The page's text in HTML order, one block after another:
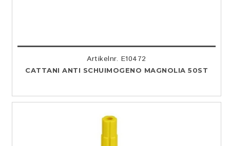
Artikelnr. E10472
CATTANI ANTI SCHUIMOGENO MAGNOLIA 50ST